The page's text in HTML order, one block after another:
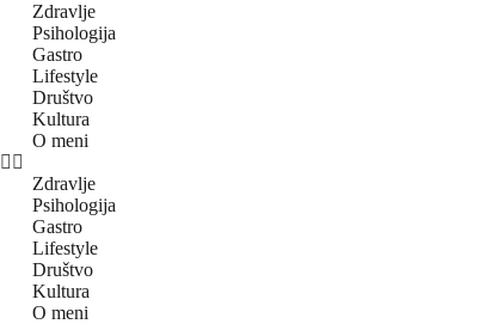
Zdravlje
Psihologija
Gastro
Lifestyle
Društvo
Kultura
O meni
Zdravlje
Psihologija
Gastro
Lifestyle
Društvo
Kultura
O meni